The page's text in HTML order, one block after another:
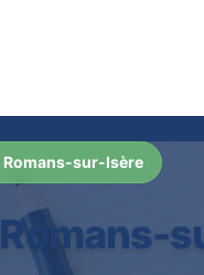
Romans-sur-Isère